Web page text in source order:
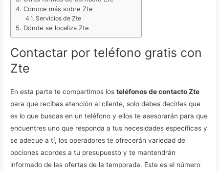
Conoce más sobre Zte
Servicios de Zte
Dónde se localiza Zte
Contactar por teléfono gratis con
Zte
En esta parte te compartimos losteléfonos de contacto Zte
para que recibas atención al cliente, solo debes decirles que
es lo que buscas en un teléfono y ellos te asesorarán para que
encuentres uno que responda a tus necesidades específicas y
se adecue a tí, los operadores te ofrecerán variedad de
opciones acordes a tu presupuesto y te mantendrán
informado de las ofertas de la temporada. Este es el número